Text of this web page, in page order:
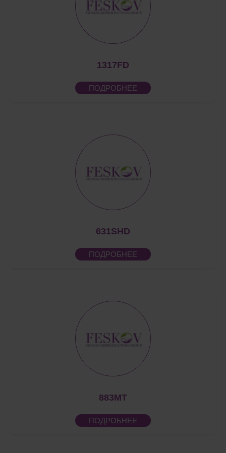
1317FD
ПОДРОБНЕЕ
631SHD
ПОДРОБНЕЕ
883MT
ПОДРОБНЕЕ